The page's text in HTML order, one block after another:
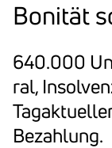
Bonität
640.000
ral,
Bezah­lung.